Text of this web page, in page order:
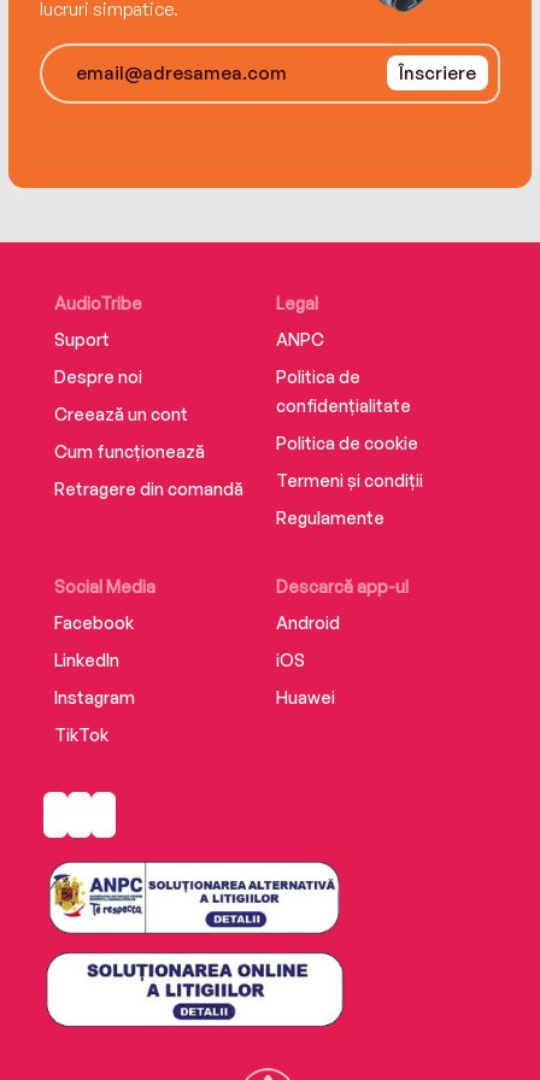
Booklist(starred review)
lucruri simpatice.
Înscriere
AudioTribe
Suport
Despre noi
Creează un cont
Cum funcționează
Retragere din comandă
Social Media
Facebook
LinkedIn
Instagram
TikTok
Descarcă app-ul
Android
iOS
Huawei
Legal
ANPC
Politica de
confidențialitate
Politica de cookie
Termeni și condiții
Regulamente